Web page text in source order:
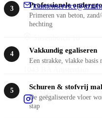
3 Professionele
Primeren van beton,
hechting
4 Vakkundig egaliseren
Een strakke, vlakke basis
5 Schuren & stofvrij
De geëgaliseerde vloer
stap